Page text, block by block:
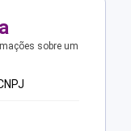
sobre um